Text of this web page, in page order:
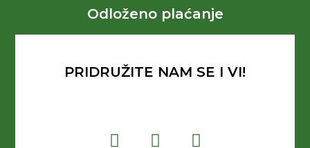
Odloženo plaćanje
PRIDRUŽITE NAM SE I VI!